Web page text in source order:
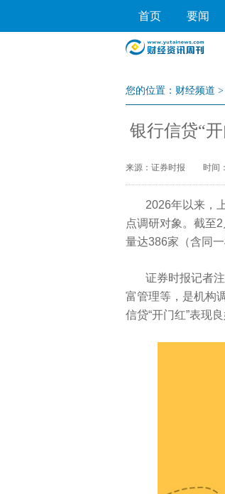
首页 要闻
您的位置： 财经频道 >
银行信贷“
来源：证券时报 时间
2026年以来，
点调研对象。截至
量达386家（含同一
证券时报记者
富管理等，是机构
信贷“开门红”表现